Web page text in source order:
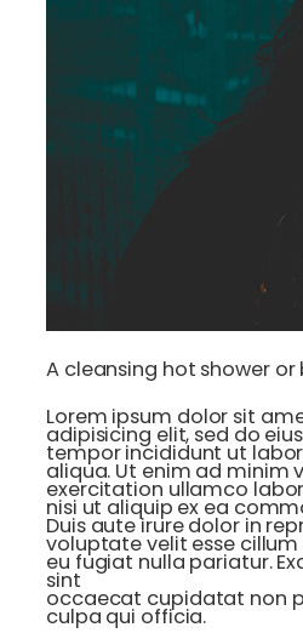
A cleansing hot shower or
Lorem ipsum dolor sit
adipisicing elit, sed do
tempor incididunt ut
aliqua. Ut enim ad minim
exercitation ullamco
nisi ut aliquip ex ea
Duis aute irure dolor in
voluptate velit esse
eu fugiat nulla pariatur.
sint
occaecat cupidatat non
culpa qui officia.